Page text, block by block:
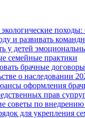
походы:
и развивать
у детей
семейные практики
брачные
о наследовании
оформления
прав
советы по
для укрепления